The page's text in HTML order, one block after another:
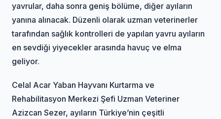
yavrular, daha sonra geniş bölüme, diğer ayıların
yanına alınacak. Düzenli olarak uzman veterinerler
tarafından sağlık kontrolleri de yapılan yavru ayıların
en sevdiği yiyecekler arasında havuç ve elma
geliyor.
Celal Acar Yaban Hayvanı Kurtarma ve
Rehabilitasyon Merkezi Şefi Uzman Veteriner
Azizcan Sezer, ayıların Türkiye’nin çeşitli